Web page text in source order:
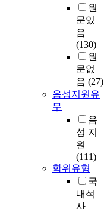
원
문있
음
(130)
원
문없
음 (27)
음성지원유
무
음
성 지
원
(111)
학위유형
국
내석
사